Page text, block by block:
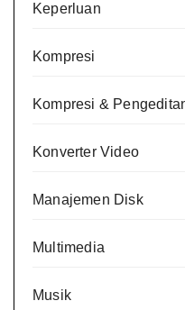
Keperluan
Kompresi
Kompresi &
Konverter Video
Manajemen Disk
Multimedia
Musik